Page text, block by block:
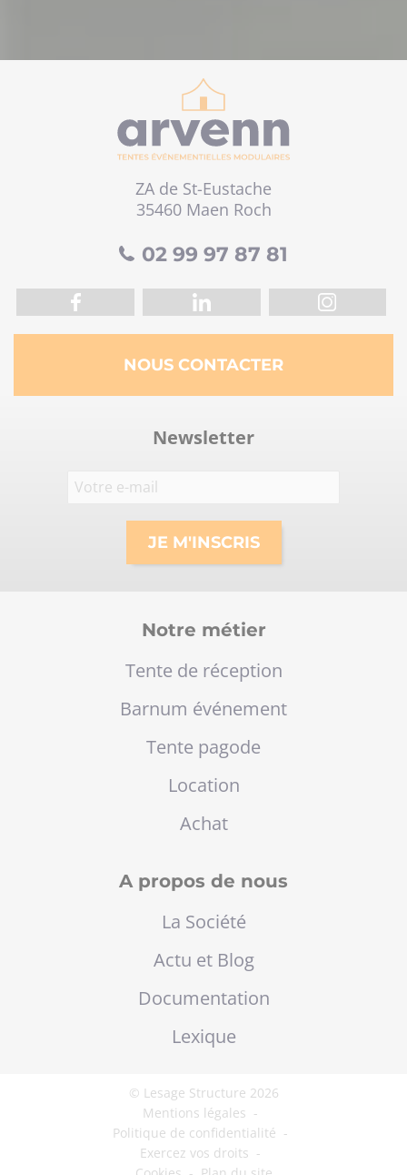
ZA de St-Eustache
35460 Maen Roch
02 99 97 87 81
NOUS CONTACTER
Newsletter
Notre métier
Tente de réception
Barnum événement
Tente pagode
Location
Achat
A propos de nous
La Société
Actu et Blog
Documentation
Lexique
© Lesage Structure 2026
Mentions légales -
Politique de confidentialité -
Exercez vos droits -